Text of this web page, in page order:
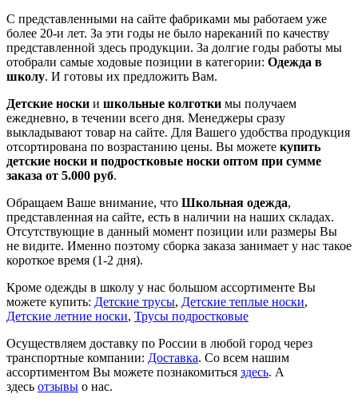
С представленными на сайте фабриками мы работаем уже
более 20-и лет. За эти годы не было нареканий по качеству
представленной здесь продукции. За долгие годы работы мы
отобрали самые ходовые позиции в категории: Одежда в
школу. И готовы их предложить Вам.
Детские носки и школьные колготки мы получаем
ежедневно, в течении всего дня. Менеджеры сразу
выкладывают товар на сайте. Для Вашего удобства продукция
отсортирована по возрастанию цены. Вы можете купить
детские носки и подростковые носки оптом при сумме
заказа от 5.000 руб.
Обращаем Ваше внимание, что Школьная одежда,
представленная на сайте, есть в наличии на наших складах.
Отсутствующие в данный момент позиции или размеры Вы
не видите. Именно поэтому сборка заказа занимает у нас такое
короткое время (1-2 дня).
Кроме одежды в школу у нас большом ассортименте Вы
можете купить: Детские трусы, Детские теплые носки,
Детские летние носки, Трусы подростковые
Осуществляем доставку по России в любой город через
транспортные компании: Доставка. Со всем нашим
ассортиментом Вы можете познакомиться здесь. А
здесь отзывы о нас.